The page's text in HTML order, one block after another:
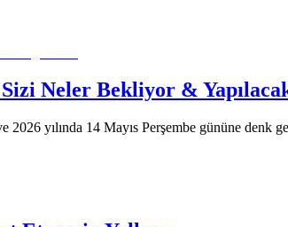
Neler Bekliyor &
yılında 14 Mayıs Perşembe gününe denk